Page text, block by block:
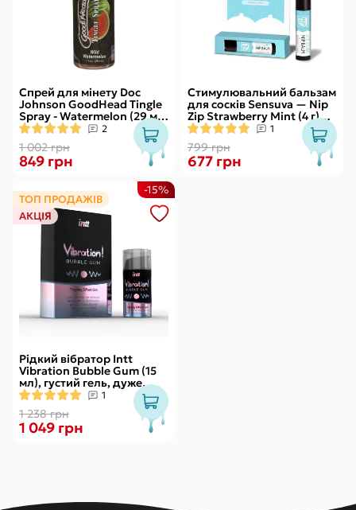
Спрей для мінету Doc
Johnson GoodHead Tingle
Spray - Watermelon (29 мл)
зі стимулювальним
ефектом
2
1 002 грн
849 грн
Стимулювальний бальзам
для сосків Sensuva — Nip
Zip Strawberry Mint (4 г)
охолоджувальний
1
799 грн
677 грн
ТОП ПРОДАЖІВ
АКЦІЯ
Рідкий вібратор Intt
Vibration Bubble Gum (15
мл), густий гель, дуже
смачний, діє до 30 хвилин
1
1 238 грн
-15%
1 049 грн